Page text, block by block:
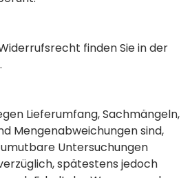
finden Sie in der
Lieferumfang, Sachmängeln,
Mengenabweichungen sind,
Untersuchungen
spätestens jedoch